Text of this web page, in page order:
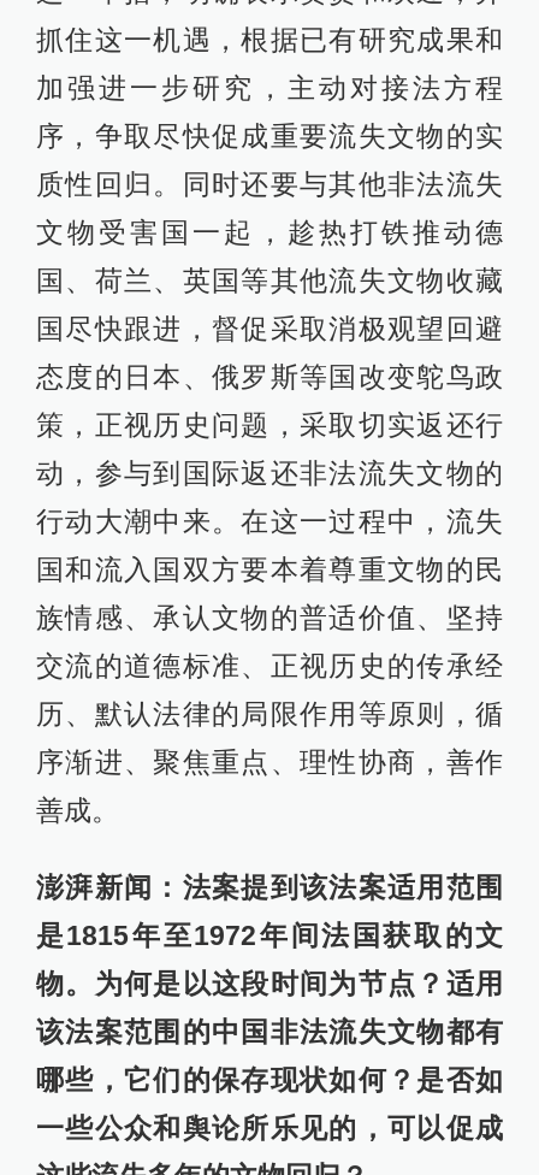
抓住这一机遇，根据已有研究成果和
加强进一步研究，主动对接法方程
序，争取尽快促成重要流失文物的实
质性回归。同时还要与其他非法流失
文物受害国一起，趁热打铁推动德
国、荷兰、英国等其他流失文物收藏
国尽快跟进，督促采取消极观望回避
态度的日本、俄罗斯等国改变鸵鸟政
策，正视历史问题，采取切实返还行
动，参与到国际返还非法流失文物的
行动大潮中来。在这一过程中，流失
国和流入国双方要本着尊重文物的民
族情感、承认文物的普适价值、坚持
交流的道德标准、正视历史的传承经
历、默认法律的局限作用等原则，循
序渐进、聚焦重点、理性协商，善作
善成。
澎湃新闻：法案提到该法案适用范围
是1815年至1972年间法国获取的文
物。为何是以这段时间为节点？适用
该法案范围的中国非法流失文物都有
哪些，它们的保存现状如何？是否如
一些公众和舆论所乐见的，可以促成